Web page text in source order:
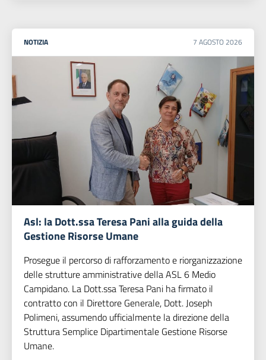
NOTIZIA 7 AGOSTO 2026
Asl: la Dott.ssa Teresa Pani alla guida della
Gestione Risorse Umane
Prosegue il percorso di rafforzamento e riorganizzazione
delle strutture amministrative della ASL 6 Medio
Campidano. La Dott.ssa Teresa Pani ha firmato il
contratto con il Direttore Generale, Dott. Joseph
Polimeni, assumendo ufficialmente la direzione della
Struttura Semplice Dipartimentale Gestione Risorse
Umane.